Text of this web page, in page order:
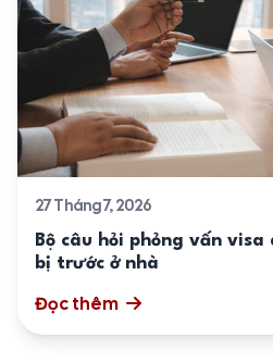
27 Tháng 7, 2026
Bộ câu hỏi phỏng vấn visa
bị trước ở nhà
Đọc thêm